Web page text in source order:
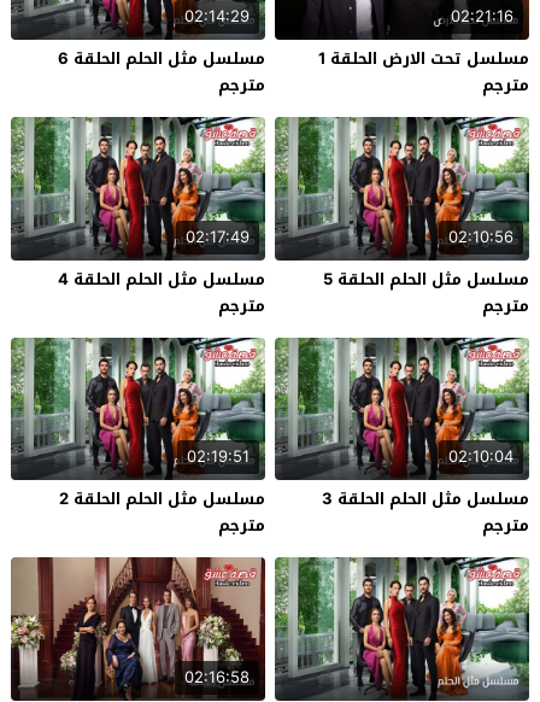
02:21:16
مسلسل تحت الارض الحلقة 1
مترجم
02:14:29
مسلسل مثل الحلم الحلقة 6
مترجم
02:10:56
مسلسل مثل الحلم الحلقة 5
مترجم
02:17:49
مسلسل مثل الحلم الحلقة 4
مترجم
02:10:04
مسلسل مثل الحلم الحلقة 3
مترجم
02:19:51
مسلسل مثل الحلم الحلقة 2
مترجم
02:16:58